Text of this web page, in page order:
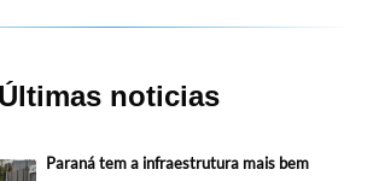
Últimas noticias
Paraná tem a infraestrutura mais bem